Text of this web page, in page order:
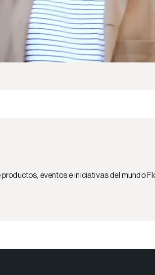
eventos e iniciativas del mundo